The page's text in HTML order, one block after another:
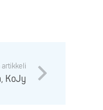
artikkeli
KoJy